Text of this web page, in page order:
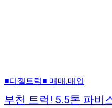
■디젤트럭■ 매매.매입
부천 트럭! 5.5톤 파비